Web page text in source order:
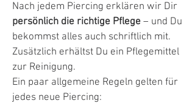
Nach jedem Piercing erklären wir Dir
persönlich die richtige Pflege – und Du
bekommst alles auch schriftlich mit.
Zusätzlich erhältst Du ein Pflegemittel
zur Reinigung.
Ein paar allgemeine Regeln gelten für
jedes neue Piercing: